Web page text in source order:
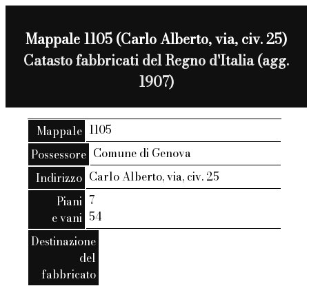
Mappale 1105 (Carlo Alberto, via, civ. 25)
Catasto fabbricati del Regno d'Italia (agg.
1907)
Mappale 1105
Possessore Comune di Genova
Indirizzo Carlo Alberto, via, civ. 25
Piani
e vani
7
54
Destinazione
del
fabbricato